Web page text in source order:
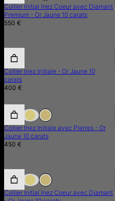
Collier Initial Inez Coeur avec Diamant
Premium - Or Jaune 10 carats
550 €
Collier Inez Initiale - Or Jaune 10
carats
400 €
Collier Inez Initiale avec Pierres - Or
Jaune 10 carats
450 €
Collier Initial Inez Coeur avec Diamant